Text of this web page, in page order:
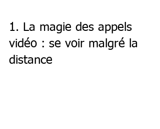
1. La magie des appels
vidéo : se voir malgré la
distance